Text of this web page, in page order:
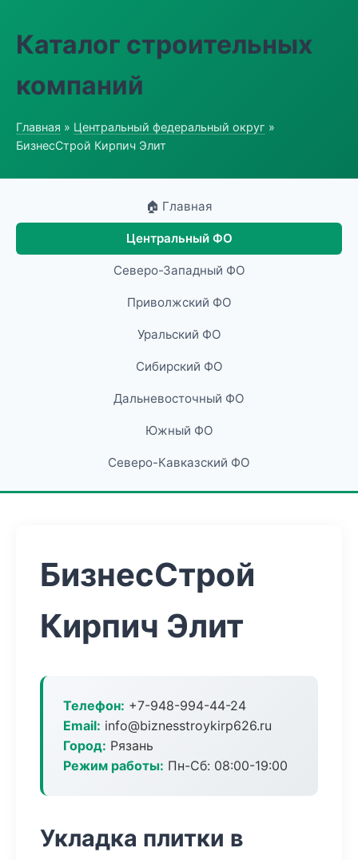
Каталог строительных
компаний
Главная » Центральный федеральный округ »
БизнесСтрой Кирпич Элит
🏠 Главная
Центральный ФО
Северо-Западный ФО
Приволжский ФО
Уральский ФО
Сибирский ФО
Дальневосточный ФО
Южный ФО
Северо-Кавказский ФО
БизнесСтрой
Кирпич Элит
Телефон: +7-948-994-44-24
Email: info@biznesstroykirp626.ru
Город: Рязань
Режим работы: Пн-Сб: 08:00-19:00
Укладка плитки в